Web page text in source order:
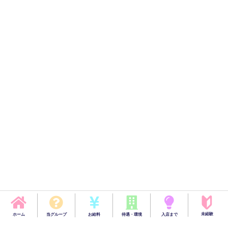
ホーム 当グループ お給料 待遇・環境 入店まで 未経験